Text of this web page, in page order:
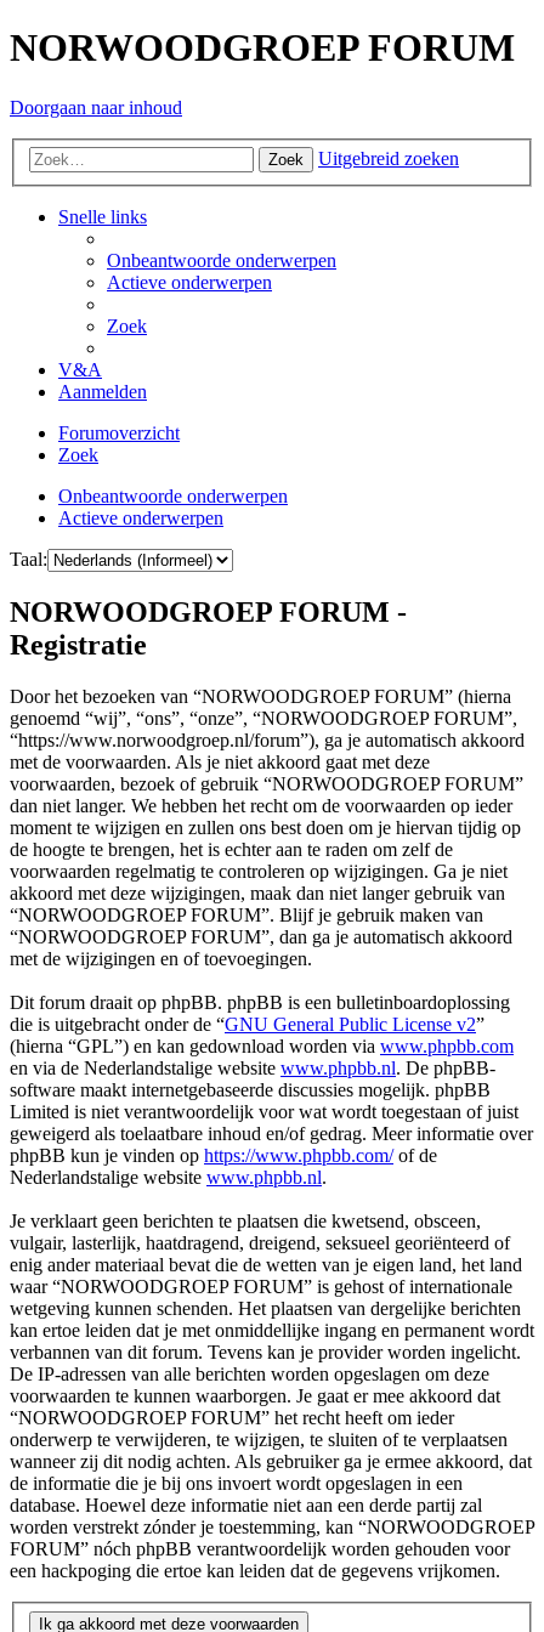
NORWOODGROEP FORUM
Doorgaan naar inhoud
Zoek Uitgebreid zoeken
Snelle links
Onbeantwoorde onderwerpen
Actieve onderwerpen
Zoek
V&A
Aanmelden
Forumoverzicht
Zoek
Onbeantwoorde onderwerpen
Actieve onderwerpen
Taal:
NORWOODGROEP FORUM -
Registratie
Door het bezoeken van “NORWOODGROEP FORUM” (hierna
genoemd “wij”, “ons”, “onze”, “NORWOODGROEP FORUM”,
“https://www.norwoodgroep.nl/forum”), ga je automatisch akkoord
met de voorwaarden. Als je niet akkoord gaat met deze
voorwaarden, bezoek of gebruik “NORWOODGROEP FORUM”
dan niet langer. We hebben het recht om de voorwaarden op ieder
moment te wijzigen en zullen ons best doen om je hiervan tijdig op
de hoogte te brengen, het is echter aan te raden om zelf de
voorwaarden regelmatig te controleren op wijzigingen. Ga je niet
akkoord met deze wijzigingen, maak dan niet langer gebruik van
“NORWOODGROEP FORUM”. Blijf je gebruik maken van
“NORWOODGROEP FORUM”, dan ga je automatisch akkoord
met de wijzigingen en of toevoegingen.
Dit forum draait op phpBB. phpBB is een bulletinboardoplossing
die is uitgebracht onder de “GNU General Public License v2”
(hierna “GPL”) en kan gedownload worden via www.phpbb.com
en via de Nederlandstalige website www.phpbb.nl. De phpBB-
software maakt internetgebaseerde discussies mogelijk. phpBB
Limited is niet verantwoordelijk voor wat wordt toegestaan of juist
geweigerd als toelaatbare inhoud en/of gedrag. Meer informatie over
phpBB kun je vinden op https://www.phpbb.com/of de
Nederlandstalige website www.phpbb.nl.
Je verklaart geen berichten te plaatsen die kwetsend, obsceen,
vulgair, lasterlijk, haatdragend, dreigend, seksueel georiënteerd of
enig ander materiaal bevat die de wetten van je eigen land, het land
waar “NORWOODGROEP FORUM” is gehost of internationale
wetgeving kunnen schenden. Het plaatsen van dergelijke berichten
kan ertoe leiden dat je met onmiddellijke ingang en permanent wordt
verbannen van dit forum. Tevens kan je provider worden ingelicht.
De IP-adressen van alle berichten worden opgeslagen om deze
voorwaarden te kunnen waarborgen. Je gaat er mee akkoord dat
“NORWOODGROEP FORUM” het recht heeft om ieder
onderwerp te verwijderen, te wijzigen, te sluiten of te verplaatsen
wanneer zij dit nodig achten. Als gebruiker ga je ermee akkoord, dat
de informatie die je bij ons invoert wordt opgeslagen in een
database. Hoewel deze informatie niet aan een derde partij zal
worden verstrekt zónder je toestemming, kan “NORWOODGROEP
FORUM” nóch phpBB verantwoordelijk worden gehouden voor
een hackpoging die ertoe kan leiden dat de gegevens vrijkomen.